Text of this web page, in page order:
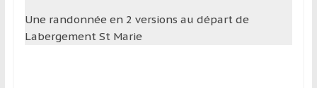
Une randonnée en 2 versions au départ de
Labergement St Marie